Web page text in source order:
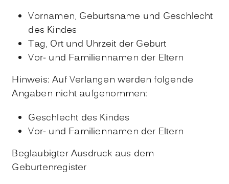
Vornamen, Geburtsname und Geschlecht
des Kindes
Tag, Ort und Uhrzeit der Geburt
Vor- und Familiennamen der Eltern
Hinweis: Auf Verlangen werden folgende
Angaben nicht aufgenommen:
Geschlecht des Kindes
Vor- und Familiennamen der Eltern
Beglaubigter Ausdruck aus dem
Geburtenregister